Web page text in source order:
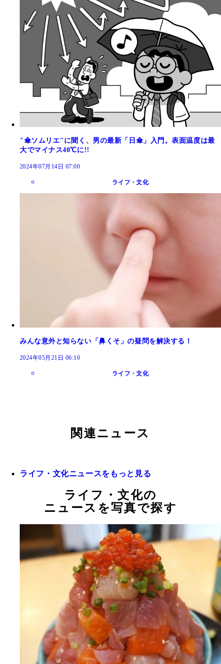
"傘ソムリエ"に聞く、男の最新「日傘」入門。表面温度は最
大でマイナス40℃に!!
2024年07月14日 07:00
ライフ・文化
みんな意外と知らない「鼻くそ」の疑問を解決する！
2024年05月21日 06:10
ライフ・文化
関連ニュース
ライフ・文化ニュースをもっと見る
ライフ・文化の
ニュースを写真で探す